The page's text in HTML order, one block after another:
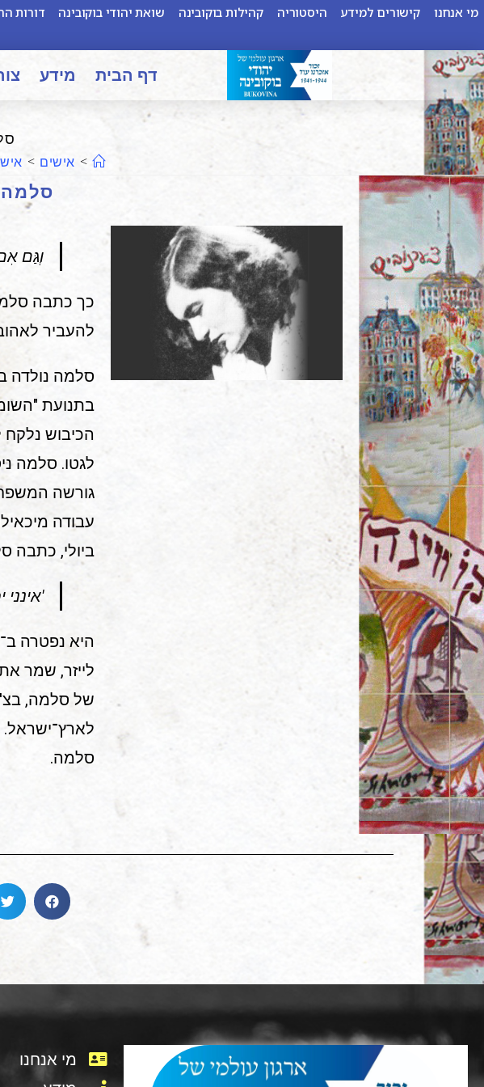
מי אנחנו קישורים למידע היסטוריה קהילות בוקובינה שואת יהודי בוקובינה דורות
דף הבית מידע
> אישים >
סלמה
וְגַּם
להעביר לאהובה בן
בתנועת
גורשה
עבודה
ביולי, כתבה
היא נפטרה ב־16 בדצמבר 1942, ממחלת טיפוס. הוריה נפטרו זמן קצר אחריה.
של סלמה,
סלמה.
מי אנחנו